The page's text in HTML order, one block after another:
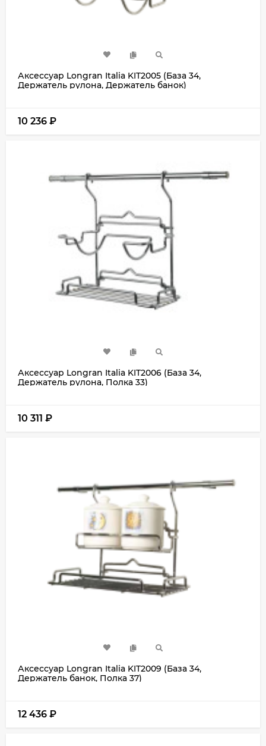
Аксессуар Longran Italia KIT2005 (База 34,
Держатель рулона, Держатель банок)
10 236 ₽
Аксессуар Longran Italia KIT2006 (База 34,
Держатель рулона, Полка 33)
10 311 ₽
Аксессуар Longran Italia KIT2009 (База 34,
Держатель банок, Полка 37)
12 436 ₽